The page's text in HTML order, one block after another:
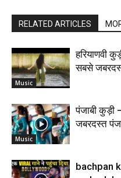
RELATED ARTICLES
Music
हरियाणवी
सबसे
Music
पंजाबी
जबरदस्त
bachpan